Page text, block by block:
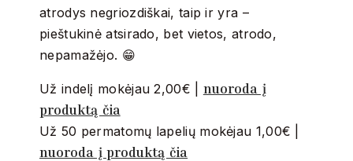
atrodys negriozdiškai, taip ir yra –
pieštukinė atsirado, bet vietos, atrodo,
nepamažėjo. 😁
Už indelį mokėjau 2,00€ | nuoroda į
produktą čia
Už 50 permatomų lapelių mokėjau 1,00€ |
nuoroda į produktą čia